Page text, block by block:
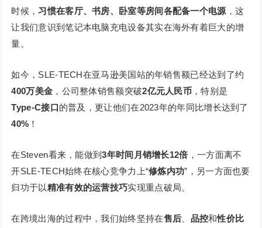
时候，习惯在客厅、书房、卧室等房间各配备一个电源 ，这
让我们意识到笔记本电脑充电设备其实在海外有着巨大的增
量。
如今，SLE-TECH在亚马逊美国站的年销售额已经达到了约
400万美金 ，公司整体销售额突破2亿元人民币 ，特别是
Type-C接口的普及，更让他们在2023年的年同比增长达到了
40% ！
在Steven看来，能做到3年时间月销增长12倍 ，一方面离不
开SLE-TECH始终在核心竞争力上“修炼内功”，另一方面也要
归功于以精准有效的运营技巧实现重点破局。
在跨境出海的过程中，我们始终坚持在售后 品控和性价比